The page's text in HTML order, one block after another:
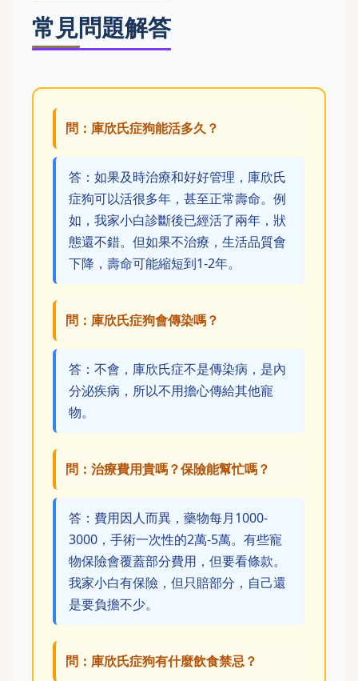
常見問題解答
問：庫欣氏症狗能活多久？
答：如果及時治療和好好管理，庫欣氏
症狗可以活很多年，甚至正常壽命。例
如，我家小白診斷後已經活了兩年，狀
態還不錯。但如果不治療，生活品質會
下降，壽命可能縮短到1-2年。
問：庫欣氏症狗會傳染嗎？
答：不會，庫欣氏症不是傳染病，是內
分泌疾病，所以不用擔心傳給其他寵
物。
問：治療費用貴嗎？保險能幫忙嗎？
答：費用因人而異，藥物每月1000-
3000，手術一次性的2萬-5萬。有些寵
物保險會覆蓋部分費用，但要看條款。
我家小白有保險，但只賠部分，自己還
是要負擔不少。
問：庫欣氏症狗有什麼飲食禁忌？